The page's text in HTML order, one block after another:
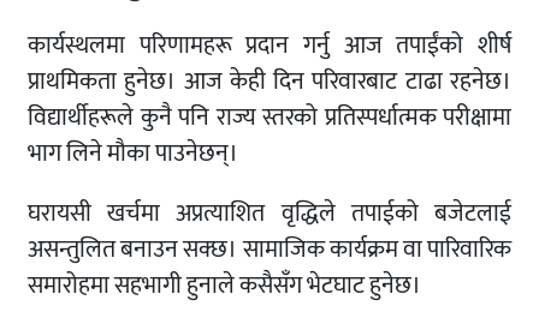
कार्यस्थलमा परिणामहरू प्रदान गर्नु आज तपाईंको शीर्ष
प्राथमिकता हुनेछ। आज केही दिन परिवारबाट टाढा रहनेछ।
विद्यार्थीहरूले कुनै पनि राज्य स्तरको प्रतिस्पर्धात्मक परीक्षामा
भाग लिने मौका पाउनेछन्।
घरायसी खर्चमा अप्रत्याशित वृद्धिले तपाईको बजेटलाई
असन्तुलित बनाउन सक्छ। सामाजिक कार्यक्रम वा पारिवारिक
समारोहमा सहभागी हुनाले कसैसँग भेटघाट हुनेछ।